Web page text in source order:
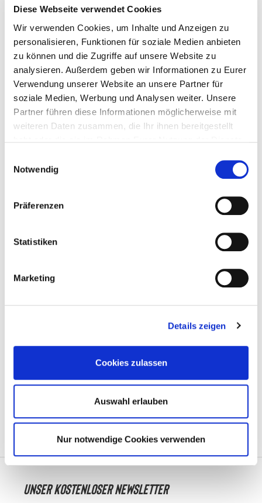
Diese Webseite verwendet Cookies
Wir verwenden Cookies, um Inhalte und Anzeigen zu
personalisieren, Funktionen für soziale Medien anbieten
zu können und die Zugriffe auf unsere Website zu
analysieren. Außerdem geben wir Informationen zu Eurer
Verwendung unserer Website an unsere Partner für
soziale Medien, Werbung und Analysen weiter. Unsere
Partner führen diese Informationen möglicherweise mit
weiteren Daten zusammen, die Ihr ihnen bereitgestellt
Notwendig
Präferenzen
Statistiken
Marketing
Details zeigen
Cookies zulassen
Auswahl erlauben
Nur notwendige Cookies verwenden
29.11.2022
Schicke Schuhe zum Jubiläum
Mehr erfahren
UNSER KOSTENLOSER NEWSLETTER